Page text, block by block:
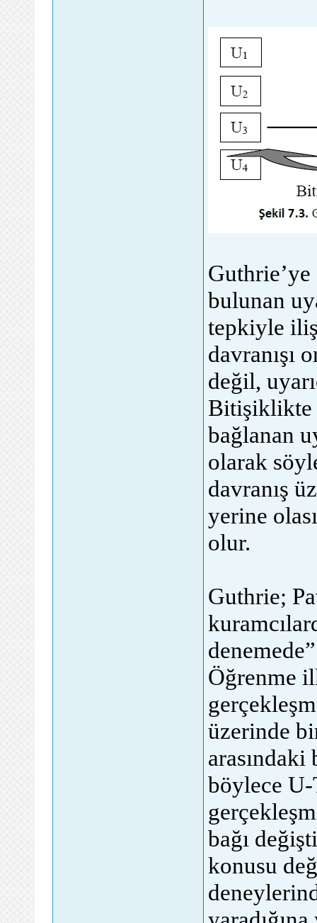
Guthrie’ye
bulunan
tepkiyle
davranışı
değil,
Bitişiklikte
bağlanan
olarak
davranış
yerine
olur.
Guthrie;
Öğrenme
üzerinde
böylece
bağı
konusu